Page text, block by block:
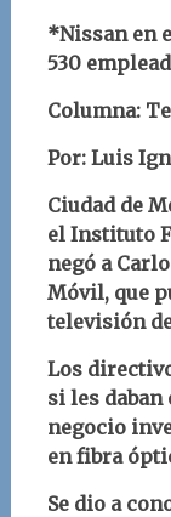
*Nissan en
530
Columna:
Por: Luis
Ciudad de
el Instituto
negó a
Móvil, que
televisión
Los
si les
negocio
en fibra
Se dio a